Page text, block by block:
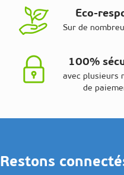
Eco-
Sur de
100%
avec plusieurs
de
Restons